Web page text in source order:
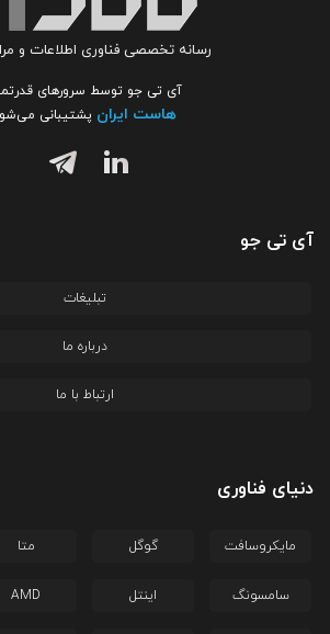
رسانه تخصصی فناوری اطلاعات و
آی تی جو توسط سرورهای
هاست ایران پشتیبانی
آی تی جو
تبلیغات
درباره ما
ارتباط با ما
دنیای فناوری
مایکروسافت گوگل متا
سامسونگ اینتل AMD